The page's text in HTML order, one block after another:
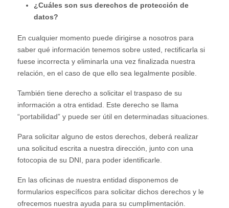
¿Cuáles son sus derechos de protección de
datos?
En cualquier momento puede dirigirse a nosotros para
saber qué información tenemos sobre usted, rectificarla si
fuese incorrecta y eliminarla una vez finalizada nuestra
relación, en el caso de que ello sea legalmente posible.
También tiene derecho a solicitar el traspaso de su
información a otra entidad. Este derecho se llama
“portabilidad” y puede ser útil en determinadas situaciones.
Para solicitar alguno de estos derechos, deberá realizar
una solicitud escrita a nuestra dirección, junto con una
fotocopia de su DNI, para poder identificarle.
En las oficinas de nuestra entidad disponemos de
formularios específicos para solicitar dichos derechos y le
ofrecemos nuestra ayuda para su cumplimentación.